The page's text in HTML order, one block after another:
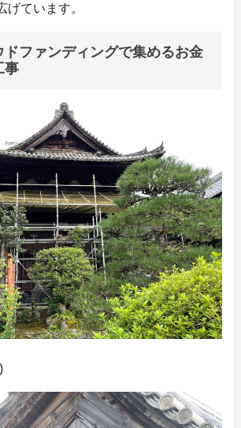
げています。
ドファンディングで集めるお金
事